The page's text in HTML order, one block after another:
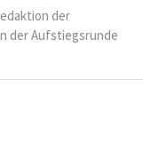
der
der Aufstiegsrunde